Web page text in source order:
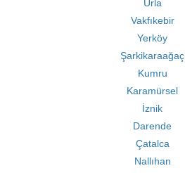
Urla
Vakfıkebir
Yerköy
Şarkikaraağaç
Kumru
Karamürsel
İznik
Darende
Çatalca
Nallıhan